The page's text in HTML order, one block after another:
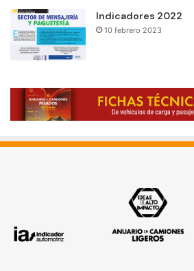
Indicadores 2022
10 febrero 2023